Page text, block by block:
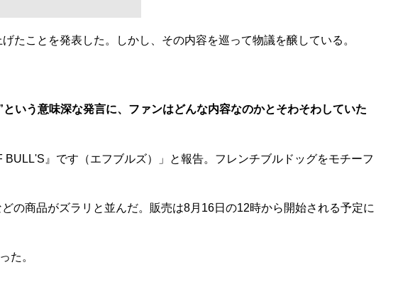
ことを発表した。しかし、その内容を巡って物議を醸している。
いう意味深な発言に、ファンはどんな内容なのかとそわそわしていた
』です（エフブルズ）」と報告。フレンチブルドッグをモチーフ
商品がズラリと並んだ。販売は8月16日の12時から開始される予定に
た。